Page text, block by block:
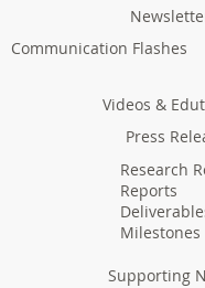
Communication Flashes
Videos &
Press
Research
Reports
Milestones
Supporting